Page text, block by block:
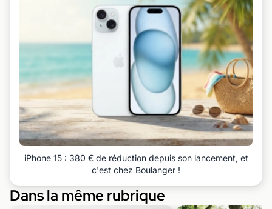
iPhone 15 : 380 € de réduction depuis son lancement, et
c'est chez Boulanger !
Dans la même rubrique